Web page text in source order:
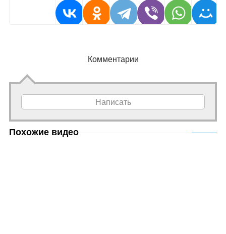
Комментарии
Написать
Похожие видео